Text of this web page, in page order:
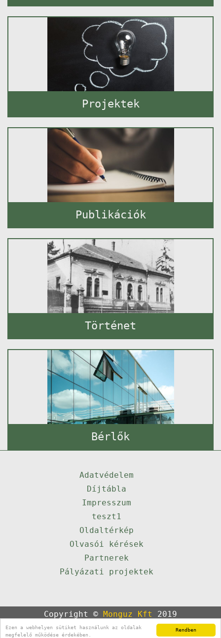
Rendben
Ezen a webhelyen sütiket használunk az oldalak
megfelelő működése érdekében.
Projektek
Publikációk
Történet
Bérlők
Adatvédelem
Díjtábla
Impresszum
teszt1
Oldaltérkép
Olvasói kérések
Partnerek
Pályázati projektek
Copyright © Monguz Kft
2019
Powered byQulto